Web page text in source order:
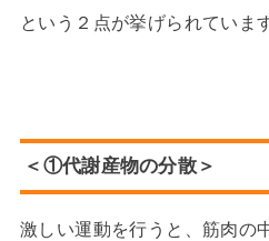
という２点が挙げられていま
＜①代謝産物の分散＞
激しい運動を行うと、筋肉の